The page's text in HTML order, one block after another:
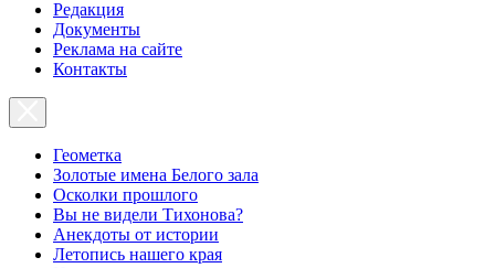
Редакция
Документы
Реклама на сайте
Контакты
Геометка
Золотые имена Белого зала
Осколки прошлого
Вы не видели Тихонова?
Анекдоты от истории
Летопись нашего края